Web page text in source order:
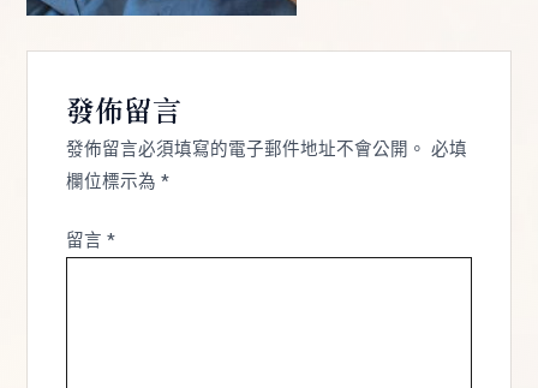
發佈留言
發佈留言必須填寫的電子郵件地址不會公開。 必填
欄位標示為 *
留言 *